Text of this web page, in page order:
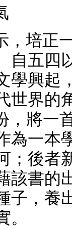
，培正
自五四
學興起
世界的
，將一
為一本
；後者
該書的
子，養